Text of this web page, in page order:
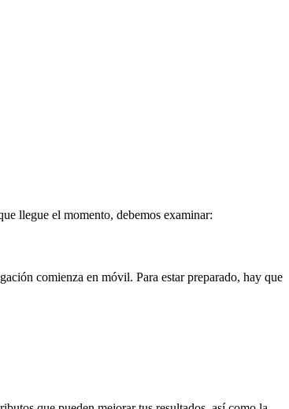
llegue el momento, debemos examinar:
comienza en móvil. Para estar preparado, hay que